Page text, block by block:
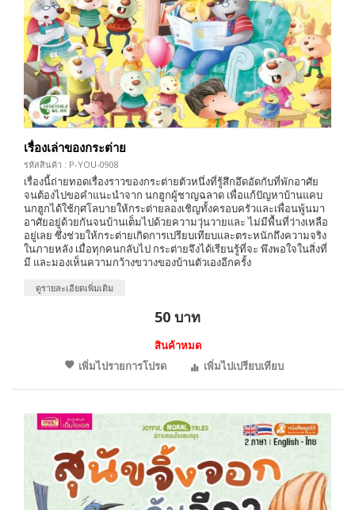
เรื่องเล่าของกระต่าย
รหัสสินค้า : P-YOU-0908
เรื่องนี้ถ่ายทอดเรื่องราวของกระต่ายตัวหนึ่งที่รู้สึกอึดอัดกับที่พักอาศัย
จนต้องไปขอคำแนะนำจาก นกฮูกผู้ชาญฉลาด เพื่อแก้ปัญหาบ้านแคบ
นกฮูกได้ใช้กุศโลบายให้กระต่ายลองเชิญทั้งครอบครัวและเพื่อนพู้นมา
อาศัยอยู่ด้วยกันจนบ้านเต็มไปด้วยความวุ่นวายและ ไม่มีพื้นที่ว่างเหลือ
อยู่เลย ซึ่งช่วยให้กระต่ายเกิดการเปรียบเทียบและตระหนักถึงความจริง
ในภายหลัง เมื่อทุกคนกลับไป กระต่ายจึงได้เรียนรู้ที่จะ พึงพอใจในสิ่งที่
มี และมองเห็นความกว้างขวางของบ้านตัวเองอีกครั้ง
ดูรายละเอียดเพิ่มเติม
50 บาท
สินค้าหมด
เพิ่มไปรายการโปรด
เพิ่มไปเปรียบเทียบ